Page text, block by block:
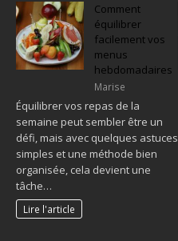
Comment
équilibrer
facilement vos
menus
hebdomadaires
Marise
Équilibrer vos repas de la
semaine peut sembler être un
défi, mais avec quelques astuces
simples et une méthode bien
organisée, cela devient une
tâche…
Lire l'article